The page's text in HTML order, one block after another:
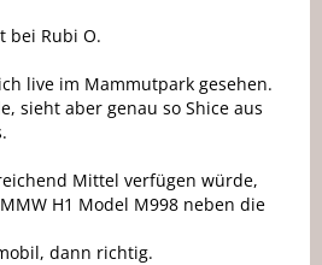
bei Rubi O.
live im Mammutpark gesehen.
sieht aber genau so Shice aus
Mittel verfügen würde,
H1 Model M998 neben die
dann richtig.